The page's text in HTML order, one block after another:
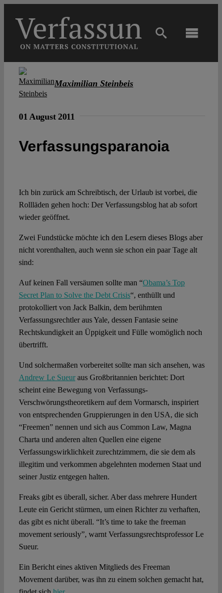
content
Main
Authors
Maximilian Steinbeis
01 August 2011
Verfassungsparanoia
Ich bin zurück am Schreibtisch, der Urlaub ist vorbei, die
Rollläden gehen hoch: Der Verfassungsblog hat ab sofort
wieder geöffnet.
Zwei Fundstücke möchte ich den Lesern dieses Blogs aber
nicht vorenthalten, auch wenn sie schon ein paar Tage alt
sind:
Auf keinen Fall versäumen sollte man “Obama’s Top
Secret Plan to Solve the Debt Crisis“, enthüllt und
protokolliert von Jack Balkin, dem berühmten
Verfassungsrechtler aus Yale, dessen Fantasie seine
Rechtskundigkeit an Üppigkeit und Fülle womöglich noch
übertrifft.
Und solchermaßen vorbereitet sollte man sich ansehen, was
Andrew Le Sueuraus Großbritannien berichtet: Dort
scheint eine Bewegung von Verfassungs-
Verschwörungstheoretikern auf dem Vormarsch, inspiriert
von entsprechenden Gruppierungen in den USA, die sich
“Freemen” nennen und sich aus Common Law, Magna
Charta und anderen alten Quellen eine eigene
Verfassungswirklichkeit zurechtzimmern, die sie dem als
illegitim und verkommen abgelehnten modernen Staat und
seiner Justiz entgegen halten.
Freaks gibt es überall, sicher. Aber dass mehrere Hundert
Leute ein Gericht stürmen, um einen Richter zu verhaften,
das gibt es nicht überall. “It’s time to take the freeman
movement seriously”, warnt Verfassungsrechtsprofessor Le
Sueur.
Ein Bericht eines aktiven Mitglieds des Freeman
Movement darüber, was ihn zu einem solchen gemacht hat,